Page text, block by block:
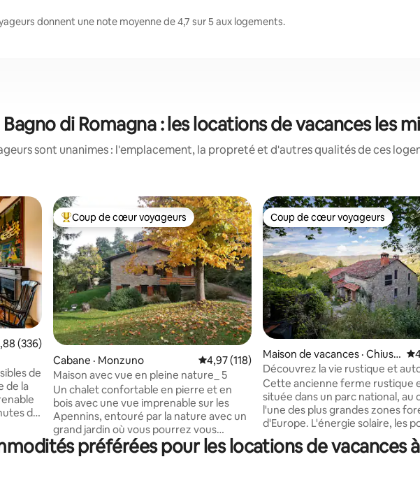
donnent une note moyenne de 4,7 sur 5 aux logements.
Bagno di Romagna : les locations de vacances les
sont unanimes : l'emplacement, la propreté et d'autres qualités de ces
moyenne de 4,88 sur 5, 336 commentaires
(336)
de
de la
du
est le
la
Coup de cœur voyageurs parmi les plus aimés
Coup de cœur voyageurs
Cabane · Monzuno Note moyenne de 4,97 sur 5, 118
4,97 (118)
Maison avec vue en pleine nature_ 5
Un chalet confortable en pierre et en
bois avec une vue imprenable sur les
Apennins, entouré par la nature avec un
grand jardin où vous pourrez vous
détendre et profiter des couchers de
soleil spectaculaires. Nous nous ferons
Coup de cœur voyageurs
Coup de cœur voyageurs
Maison de vacances · Chiusi
della Verna
Découvrez la vie rustique et
dans la nature
Cette ancienne ferme rustique
située dans un parc national, au
l'une des plus grandes zones
d'Europe. L'énergie solaire, les poêles à
bois, la route cahoteuse et
réseau cellulaire offrent une
préférées pour les locations de vacances